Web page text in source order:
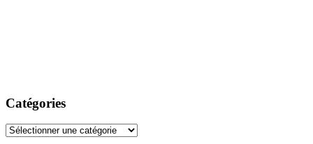
Catégories
Catégories